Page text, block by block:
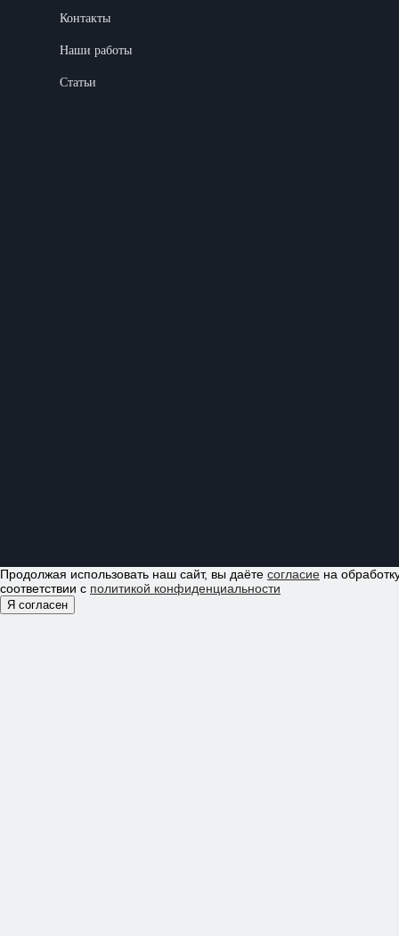
Контакты
Наши работы
Статьи
Продолжая использовать наш сайт, вы даёте согласие на
соответствии с политикой конфиденциальности
Я согласен